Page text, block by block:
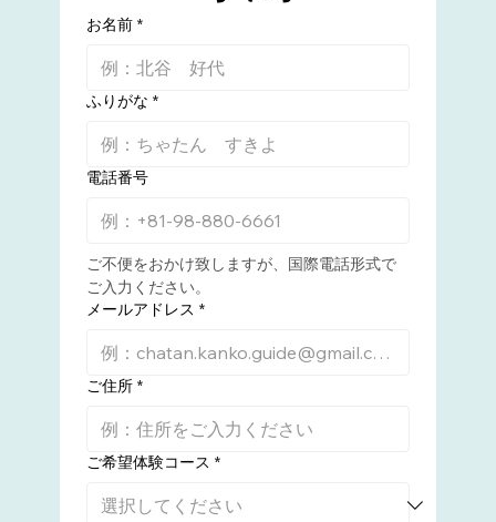
お名前 *
ふりがな *
電話番号
ご不便をおかけ致しますが、国際電話形式で
ご入力ください。
メールアドレス *
ご住所 *
ご希望体験コース *